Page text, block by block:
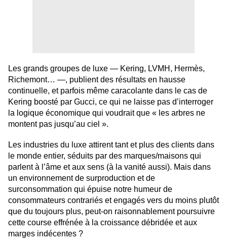
Les grands groupes de luxe — Kering, LVMH, Hermès,
Richemont… —, publient des résultats en hausse
continuelle, et parfois même caracolante dans le cas de
Kering boosté par Gucci, ce qui ne laisse pas d’interroger
la logique économique qui voudrait que « les arbres ne
montent pas jusqu’au ciel ».
Les industries du luxe attirent tant et plus des clients dans
le monde entier, séduits par des marques/maisons qui
parlent à l’âme et aux sens (à la vanité aussi). Mais dans
un environnement de surproduction et de
surconsommation qui épuise notre humeur de
consommateurs contrariés et engagés vers du moins plutôt
que du toujours plus, peut-on raisonnablement poursuivre
cette course effrénée à la croissance débridée et aux
marges indécentes ?